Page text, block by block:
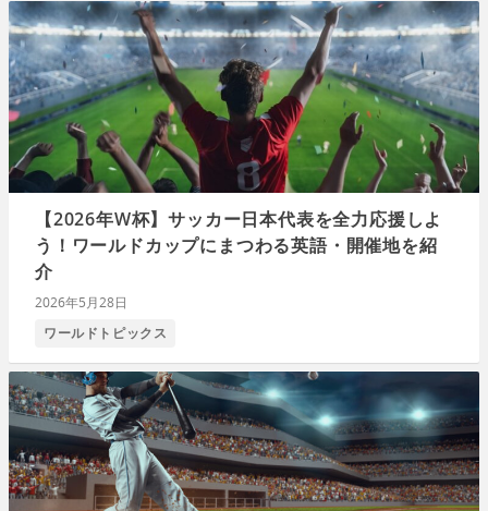
【2026年W杯】サッカー日本代表を全力応援しよ
う！ワールドカップにまつわる英語・開催地を紹
介
2026年5月28日
ワールドトピックス